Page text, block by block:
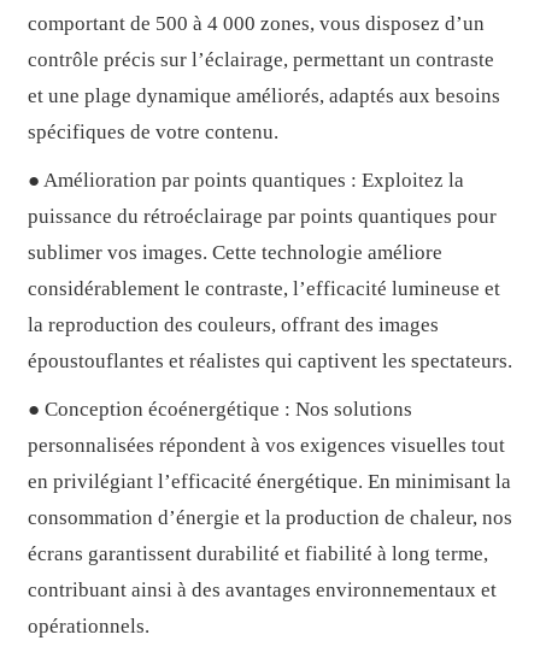
comportant de 500 à 4 000 zones, vous disposez d’un
contrôle précis sur l’éclairage, permettant un contraste
et une plage dynamique améliorés, adaptés aux besoins
spécifiques de votre contenu.
● Amélioration par points quantiques : Exploitez la
puissance du rétroéclairage par points quantiques pour
sublimer vos images. Cette technologie améliore
considérablement le contraste, l’efficacité lumineuse et
la reproduction des couleurs, offrant des images
époustouflantes et réalistes qui captivent les spectateurs.
● Conception écoénergétique : Nos solutions
personnalisées répondent à vos exigences visuelles tout
en privilégiant l’efficacité énergétique. En minimisant la
consommation d’énergie et la production de chaleur, nos
écrans garantissent durabilité et fiabilité à long terme,
contribuant ainsi à des avantages environnementaux et
opérationnels.